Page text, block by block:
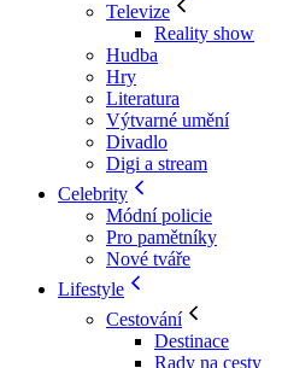
Televize
Reality show
Hudba
Hry
Literatura
Výtvarné umění
Divadlo
Digi a stream
Celebrity
Módní policie
Pro pamětníky
Nové tváře
Lifestyle
Cestování
Destinace
Rady na cesty